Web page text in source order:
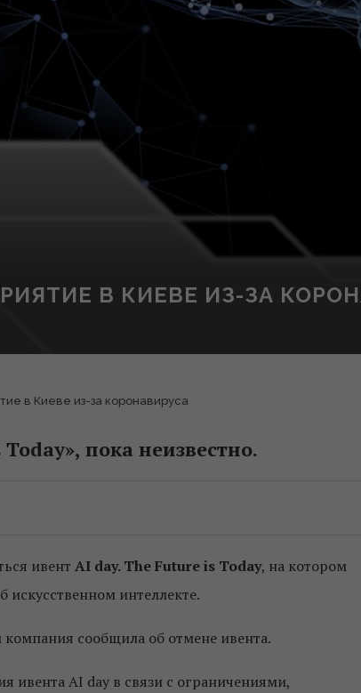
В КИЕВЕ ИЗ-ЗА
в Киеве из-за коронавируса
пока неизвестно.
ивент AI day. The Future is Today, на котором
искусственном интеллекте.
сообщила об отмене ивента.
ивента AI day в связи с ограничениями,